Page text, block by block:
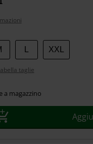
XXL
taglie
a magazzino